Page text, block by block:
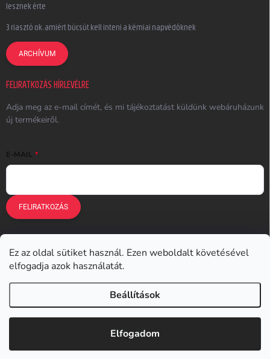
Ez az oldal sütiket használ. Ezen weboldalt követésével
elfogadja azok használatát.
Beállítások
Elfogadom
lesznek érte
3 riasztó ok, amiért búcsút kell inteni a kémiai napvédőknek
ARCHÍVUM
FELIRATKOZÁS HÍRLEVÉLRE
Adja meg az e-mail címét, és mi tájékoztatást küldünk webáruházunk
új termékeiről.
E-MAIL
FELIRATKOZÁS
Earplugs.cz Earplugs.sk
Earplugs.at Earplugs.ro Lunesto.cz
Earplugs.hu . Minden jog fenntartva.